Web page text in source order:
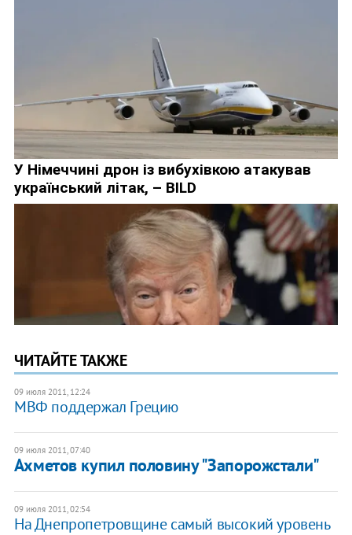
ЧИТАЙТЕ ТАКЖЕ
09 июля 2011, 12:24
МВФ поддержал Грецию
09 июля 2011, 07:40
Ахметов купил половину "Запорожстали"
09 июля 2011, 02:54
На Днепропетровщине самый высокий уровень